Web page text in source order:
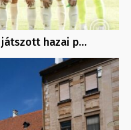
hazai p…